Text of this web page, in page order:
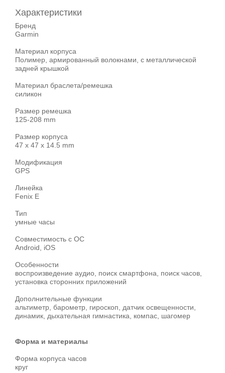
Характеристики
Бренд
Garmin
Материал корпуса
Полимер, армированный волокнами, с металлической
задней крышкой
Материал браслета/ремешка
силикон
Размер ремешка
125-208 mm
Размер корпуса
47 x 47 x 14.5 mm
Модификация
GPS
Линейка
Fenix E
Тип
умные часы
Совместимость с ОС
Android, iOS
Особенности
воспроизведение аудио, поиск смартфона, поиск часов,
установка сторонних приложений
Дополнительные функции
альтиметр, барометр, гироскоп, датчик освещенности,
динамик, дыхательная гимнастика, компас, шагомер
Форма и материалы
Форма корпуса часов
круг